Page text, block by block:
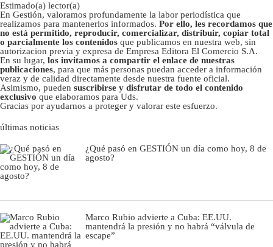
Estimado(a) lector(a)
En Gestión, valoramos profundamente la labor periodística que
realizamos para mantenerlos informados. Por ello, les recordamos que
no está permitido, reproducir, comercializar, distribuir, copiar total
o parcialmente los contenidos que publicamos en nuestra web, sin
autorizacion previa y expresa de Empresa Editora El Comercio S.A.
En su lugar, los invitamos a compartir el enlace de nuestras
publicaciones, para que más personas puedan acceder a información
veraz y de calidad directamente desde nuestra fuente oficial.
Asimismo, pueden suscribirse y disfrutar de todo el contenido
exclusivo que elaboramos para Uds.
Gracias por ayudarnos a proteger y valorar este esfuerzo.
últimas noticias
¿Qué pasó en GESTIÓN un día como hoy, 8 de
agosto?
Marco Rubio advierte a Cuba: EE.UU.
mantendrá la presión y no habrá “válvula de
escape”